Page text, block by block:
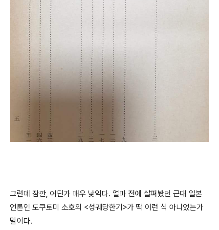
그런데 잠깐, 어딘가 매우 낯익다. 얼마 전에 살펴봤던 근대 일본
언론인 도쿠토미 소호의 <성궤당한기>가 딱 이런 식 아니었는가
말이다.